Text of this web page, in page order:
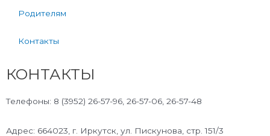
Родителям
Контакты
КОНТАКТЫ
Телефоны: 8 (3952) 26-57-96, 26-57-06, 26-57-48
Адрес: 664023, г. Иркутск, ул. Пискунова, стр. 151/3